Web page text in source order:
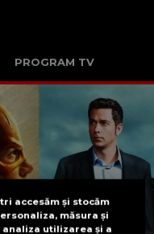
PROGRAM TV
accesăm și stocăm
măsura și
utilizarea și a